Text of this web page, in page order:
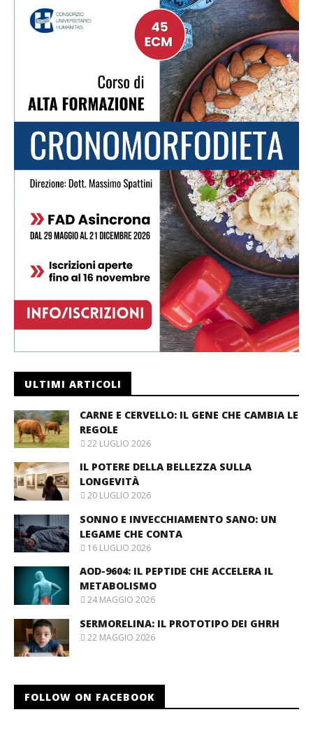
ULTIMI ARTICOLI
CARNE E CERVELLO: IL GENE CHE CAMBIA LE
REGOLE
22 LUGLIO 2026
IL POTERE DELLA BELLEZZA SULLA
LONGEVITÀ
20 LUGLIO 2026
SONNO E INVECCHIAMENTO SANO: UN
LEGAME CHE CONTA
16 LUGLIO 2026
AOD-9604: IL PEPTIDE CHE ACCELERA IL
METABOLISMO
24 MAGGIO 2026
SERMORELINA: IL PROTOTIPO DEI GHRH
22 MAGGIO 2026
FOLLOW ON FACEBOOK